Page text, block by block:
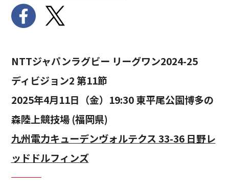
NTTジャパンラグビー リーグワン2024-25
ディビジョン2 第11節
2025年4月11日（金）19:30 東平尾公園博多の
森陸上競技場 (福岡県)
九州電力キューデンヴォルテクス 33-36 日野レ
ッドドルフィンズ